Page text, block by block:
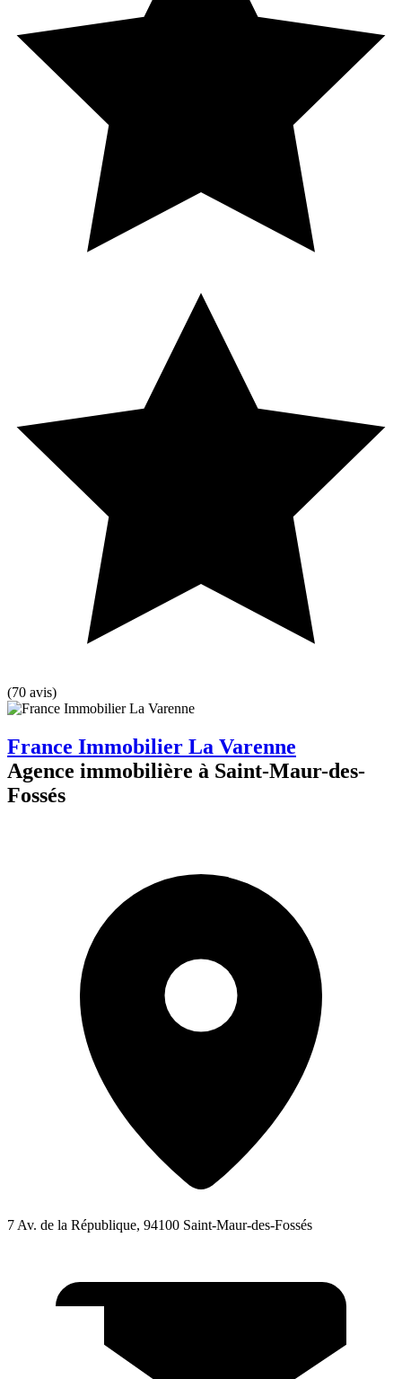
(70 avis)
France Immobilier La Varenne
Agence immobilière à Saint-Maur-des-
Fossés
7 Av. de la République, 94100 Saint-Maur-des-Fossés